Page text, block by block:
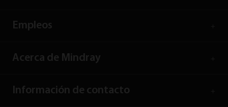
Empleos
Acerca de Mindray
Información de contacto